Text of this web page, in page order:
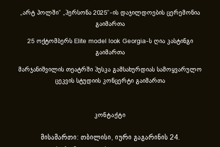
„არტ ჰოლში“ „პერსონა 2025“-ის დაჯილდოების ცერემონია
გაიმართა
25 ოქტომბერს Elite model look Georgia-ს ღია კასტინგი
გაიმართა
მარჯანიშვილის თეატრში პუსკა გამსახურდიას სამოყვარულო
ცეკვის სტუდიის კონცერტი გაიმართა
კონტაქტი
მისამართი: თბილისი, იური გაგარინის 24.